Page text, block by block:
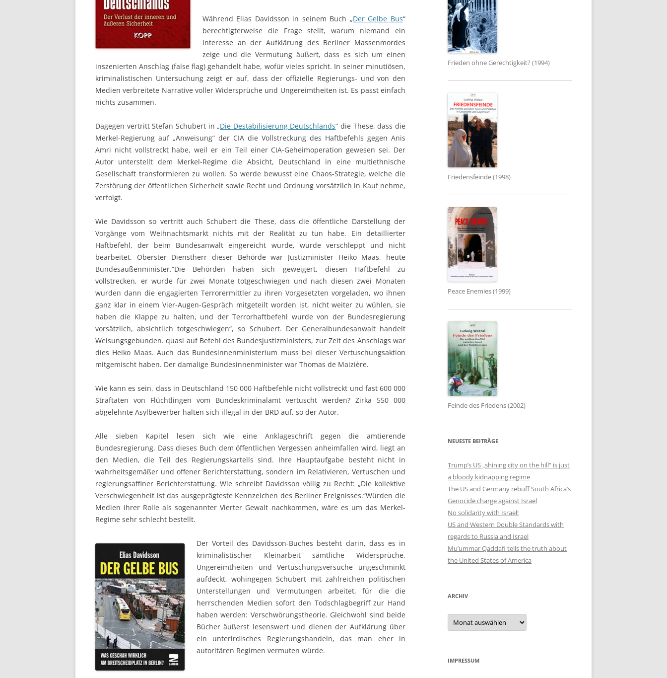
Während Elias Davidsson in seinem Buch „Der Gelbe Bus“
berechtigterweise die Frage stellt, warum niemand ein
Interesse an der Aufklärung des Berliner Massenmordes
zeige und die Vermutung äußert, dass es sich um einen
inszenierten Anschlag (false flag) gehandelt habe, wofür vieles spricht. In seiner minutiösen,
kriminalistischen Untersuchung zeigt er auf, dass der offizielle Regierungs- und von den
Medien verbreitete Narrative voller Widersprüche und Ungereimtheiten ist. Es passt einfach
nichts zusammen.
Dagegen vertritt Stefan Schubert in „Die Destabilisierung Deutschlands“ die These, dass die
Merkel-Regierung auf „Anweisung“ der CIA die Vollstreckung des Haftbefehls gegen Anis
Amri nicht vollstreckt habe, weil er ein Teil einer CIA-Geheimoperation gewesen sei. Der
Autor unterstellt dem Merkel-Regime die Absicht, Deutschland in eine multiethnische
Gesellschaft transformieren zu wollen. So werde bewusst eine Chaos-Strategie, welche die
Zerstörung der öffentlichen Sicherheit sowie Recht und Ordnung vorsätzlich in Kauf nehme,
verfolgt.
Wie Davidsson so vertritt auch Schubert die These, dass die öffentliche Darstellung der
Vorgänge vom Weihnachtsmarkt nichts mit der Realität zu tun habe. Ein detaillierter
Haftbefehl, der beim Bundesanwalt eingereicht wurde, wurde verschleppt und nicht
bearbeitet. Oberster Dienstherr dieser Behörde war Justizminister Heiko Maas, heute
Bundesaußenminister.“Die Behörden haben sich geweigert, diesen Haftbefehl zu
vollstrecken, er wurde für zwei Monate totgeschwiegen und nach diesen zwei Monaten
wurden dann die engagierten Terrorermittler zu ihren Vorgesetzten vorgeladen, wo ihnen
ganz klar in einem Vier-Augen-Gespräch mitgeteilt worden ist, nicht weiter zu wühlen, sie
haben die Klappe zu halten, und der Terrorhaftbefehl wurde von der Bundesregierung
vorsätzlich, absichtlich totgeschwiegen“, so Schubert. Der Generalbundesanwalt handelt
Weisungsgebunden. quasi auf Befehl des Bundesjustizministers, zur Zeit des Anschlags war
dies Heiko Maas. Auch das Bundesinnenministerium muss bei dieser Vertuschungsaktion
mitgemischt haben. Der damalige Bundesinnenminister war Thomas de Maizière.
Wie kann es sein, dass in Deutschland 150 000 Haftbefehle nicht vollstreckt und fast 600 000
Straftaten von Flüchtlingen vom Bundeskriminalamt vertuscht werden? Zirka 550 000
abgelehnte Asylbewerber halten sich illegal in der BRD auf, so der Autor.
Alle sieben Kapitel lesen sich wie eine Anklageschrift gegen die amtierende
Bundesregierung. Dass dieses Buch dem öffentlichen Vergessen anheimfallen wird, liegt an
den Medien, die Teil des Regierungskartells sind. Ihre Hauptaufgabe besteht nicht in
wahrheitsgemäßer und offener Berichterstattung, sondern im Relativieren, Vertuschen und
regierungsaffiner Berichterstattung. Wie schreibt Davidsson völlig zu Recht: „Die kollektive
Verschwiegenheit ist das ausgeprägteste Kennzeichen des Berliner Ereignisses.“Würden die
Medien ihrer Rolle als sogenannter Vierter Gewalt nachkommen, wäre es um das Merkel-
Regime sehr schlecht bestellt.
Der Vorteil des Davidsson-Buches besteht darin, dass es in
kriminalistischer Kleinarbeit sämtliche Widersprüche,
Ungereimtheiten und Vertuschungsversuche ungeschminkt
aufdeckt, wohingegen Schubert mit zahlreichen politischen
Unterstellungen und Vermutungen arbeitet, für die die
herrschenden Medien sofort den Todschlagbegriff zur Hand
haben werden: Verschwörungstheorie. Gleichwohl sind beide
Bücher äußerst lesenswert und dienen der Aufklärung über
ein unterirdisches Regierungshandeln, das man eher in
autoritären Regimen vermuten würde.
Frieden ohne Gerechtigkeit? (1994)
Friedensfeinde (1998)
Peace Enemies (1999)
Feinde des Friedens (2002)
NEUESTE BEITRÄGE
Trump’s US „shining city on the hill“ is just
a bloody kidnapping regime
The US and Germany rebuff South Africa’s
Genocide charge against Israel
No solidarity with Israel!
US and Western Double Standards with
regards to Russia and Israel
Mu’ummar Qaddafi tells the truth about
the United States of America
ARCHIV
Archiv
IMPRESSUM